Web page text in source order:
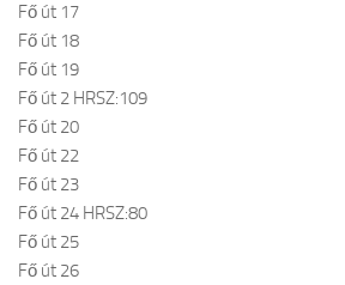
Fő út 17
Fő út 18
Fő út 19
Fő út 2 HRSZ:109
Fő út 20
Fő út 22
Fő út 23
Fő út 24 HRSZ:80
Fő út 25
Fő út 26